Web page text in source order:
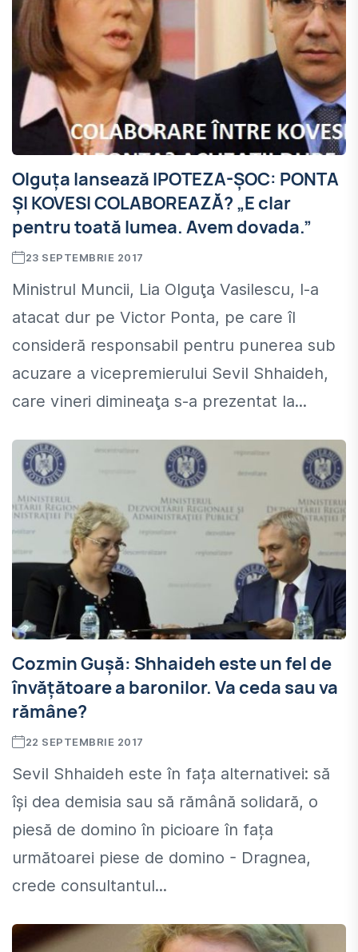
Olguţa lansează IPOTEZA-ŞOC: PONTA
ŞI KOVESI COLABOREAZĂ? „E clar
pentru toată lumea. Avem dovada.”
23 SEPTEMBRIE 2017
Ministrul Muncii, Lia Olguţa Vasilescu, l-a
atacat dur pe Victor Ponta, pe care îl
consideră responsabil pentru punerea sub
acuzare a vicepremierului Sevil Shhaideh,
care vineri dimineaţa s-a prezentat la...
Cozmin Gușă: Shhaideh este un fel de
învățătoare a baronilor. Va ceda sau va
rămâne?
22 SEPTEMBRIE 2017
Sevil Shhaideh este în fața alternativei: să
își dea demisia sau să rămână solidară, o
piesă de domino în picioare în fața
următoarei piese de domino - Dragnea,
crede consultantul...